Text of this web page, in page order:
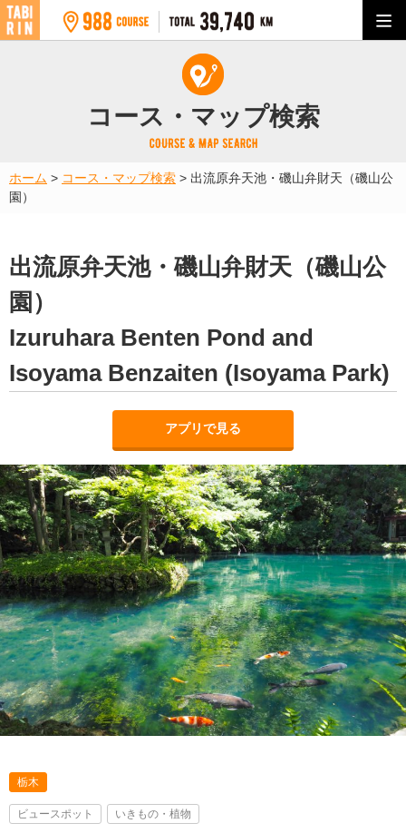
コース・マップ検索
ホーム > コース・マップ検索 > 出流原弁天池・磯山弁財天（磯山公
園）
出流原弁天池・磯山弁財天（磯山公
園）
Izuruhara Benten Pond and
Isoyama Benzaiten (Isoyama Park)
アプリで見る
栃木
ビュースポット いきもの・植物